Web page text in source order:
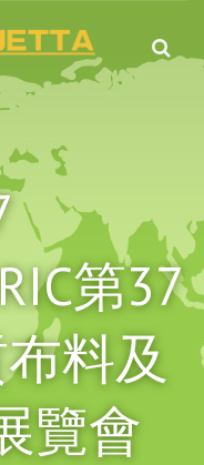
第37
料及
覽會